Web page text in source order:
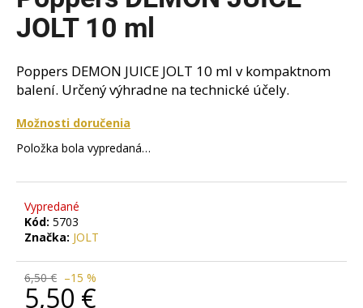
0,0
z
hviezdičiek.
JOLT 10 ml
Poppers DEMON JUICE JOLT 10 ml v kompaktnom
balení. Určený výhradne na technické účely.
Možnosti doručenia
Položka bola vypredaná…
Vypredané
Kód: 5703
Značka: JOLT
6,50 € –15 %
5,50 €
á
j
s
ť
HĽADAŤ
O
d